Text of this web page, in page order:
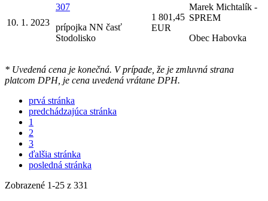
10. 1. 2023
307
prípojka NN časť
Stodolisko
1 801,45
EUR
Marek Michtalík -
SPREM
Obec Habovka
* Uvedená cena je konečná. V prípade, že je zmluvná strana
platcom DPH, je cena uvedená vrátane DPH.
prvá stránka
predchádzajúca stránka
1
2
3
ďalšia stránka
posledná stránka
Zobrazené 1-25 z 331